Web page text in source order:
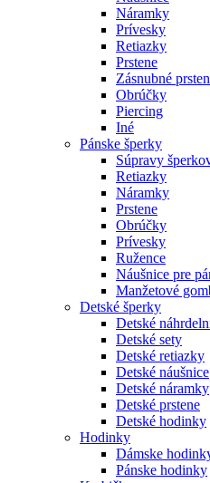
Náramky
Prívesky
Retiazky
Prstene
Zásnubné
Obrúčky
Piercing
Iné
Pánske šperky
Súpravy
Retiazky
Náramky
Prstene
Obrúčky
Prívesky
Ružence
Náušnice pre
Manžetové
Detské šperky
Detské
Detské sety
Detské retiazky
Detské náušnice
Detské náramky
Detské prstene
Detské hodinky
Hodinky
Dámske
Pánske hodinky